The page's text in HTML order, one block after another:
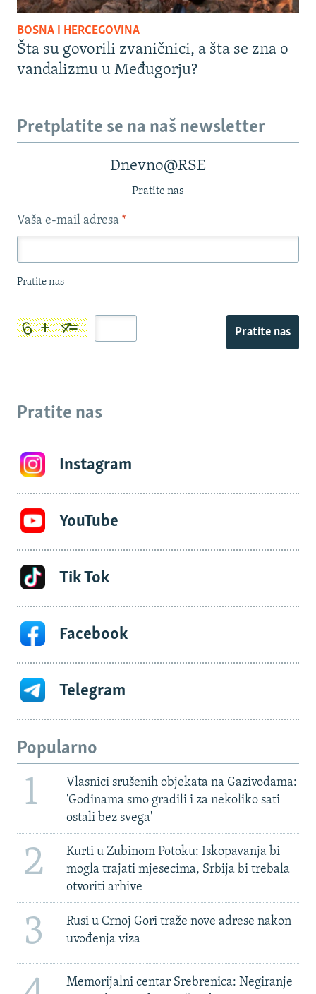
BOSNA I HERCEGOVINA
Šta su govorili zvaničnici, a šta se zna o
vandalizmu u Međugorju?
Pretplatite se na naš newsletter
Dnevno@RSE
Pratite nas
Vaša e-mail adresa *
Pratite nas
Pratite nas
Pratite nas
Instagram
YouTube
Tik Tok
Facebook
Telegram
Popularno
1
Vlasnici srušenih objekata na Gazivodama:
'Godinama smo gradili i za nekoliko sati
ostali bez svega'
2
Kurti u Zubinom Potoku: Iskopavanja bi
mogla trajati mjesecima, Srbija bi trebala
otvoriti arhive
3
Rusi u Crnoj Gori traže nove adrese nakon
uvođenja viza
Memorijalni centar Srebrenica: Negiranje